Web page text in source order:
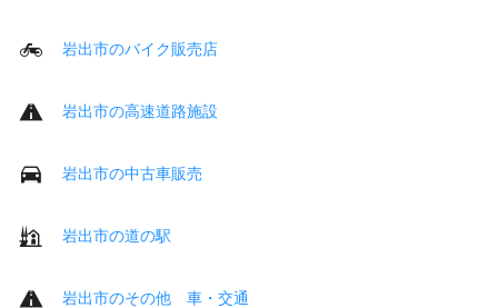
岩出市のバイク販売店
岩出市の高速道路施設
岩出市の中古車販売
岩出市の道の駅
岩出市のその他 車・交通